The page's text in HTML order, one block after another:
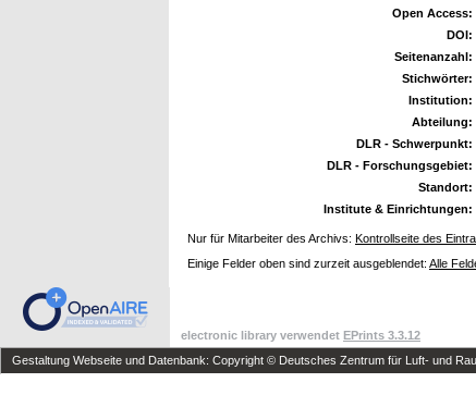
Open Access:
DOI:
Seitenanzahl:
Stichwörter:
Institution:
Abteilung:
DLR - Schwerpunkt:
DLR - Forschungsgebiet:
Standort:
Institute & Einrichtungen:
Nur für Mitarbeiter des Archivs: Kontrollseite des
Einige Felder oben sind zurzeit ausgeblendet: Alle
electronic library verwendet EPrints 3.3.12
Gestaltung Webseite und Datenbank: Copyright © Deutsches Zentrum für Luft- und